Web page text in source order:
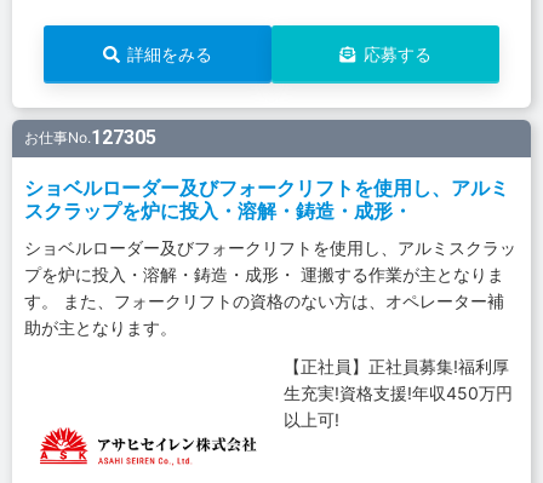
詳細をみる 応募する
お仕事No.127305
ショベルローダー及びフォークリフトを使用し、アルミ
スクラップを炉に投入・溶解・鋳造・成形・
ショベルローダー及びフォークリフトを使用し、アルミスクラッ
プを炉に投入・溶解・鋳造・成形・ 運搬する作業が主となりま
す。 また、フォークリフトの資格のない方は、オペレーター補
助が主となります。
【正社員】正社員募集!福利厚
生充実!資格支援!年収450万円
以上可!